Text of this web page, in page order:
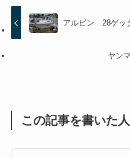
アルビン 28ゲッ
ヤン
この記事を書いた人